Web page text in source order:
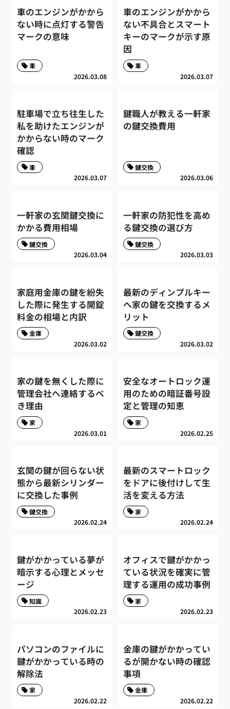
車のエンジンがかから
ない時に点灯する警告
マークの意味
2026.03.08
車
車のエンジンがかから
ない不具合とスマート
キーのマークが示す原
因
2026.03.07
車
駐車場で立ち往生した
私を助けたエンジンが
かからない時のマーク
確認
2026.03.07
車
鍵職人が教える一軒家
の鍵交換費用
2026.03.06
鍵交換
一軒家の玄関鍵交換に
かかる費用相場
2026.03.04
鍵交換
一軒家の防犯性を高め
る鍵交換の選び方
2026.03.03
鍵交換
家庭用金庫の鍵を紛失
した際に発生する開錠
料金の相場と内訳
2026.03.02
金庫
最新のディンプルキー
へ家の鍵を交換するメ
リット
2026.03.02
鍵交換
家の鍵を無くした際に
管理会社へ連絡するべ
き理由
2026.03.01
家
安全なオートロック運
用のための暗証番号設
定と管理の知恵
2026.02.25
家
玄関の鍵が回らない状
態から最新シリンダー
に交換した事例
2026.02.24
鍵交換
最新のスマートロック
をドアに後付けして生
活を変える方法
2026.02.24
家
鍵がかかっている夢が
暗示する心理とメッセ
ージ
2026.02.23
知識
オフィスで鍵がかかっ
ている状況を確実に管
理する運用の成功事例
2026.02.23
家
パソコンのファイルに
鍵がかかっている時の
解除法
2026.02.22
家
金庫の鍵がかかってい
るが開かない時の確認
事項
2026.02.22
金庫